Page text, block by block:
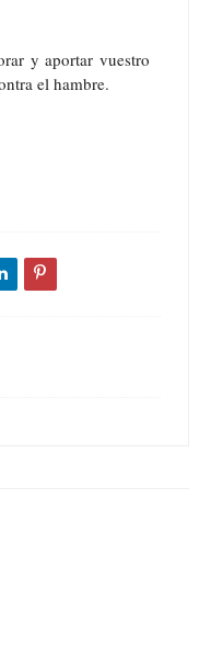
y aportar vuestro
el hambre.